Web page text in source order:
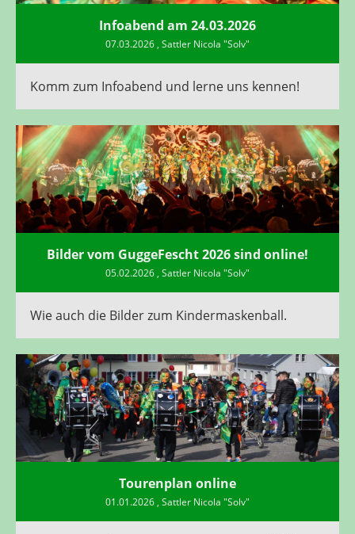
Infoabend am 24.03.2026
07.03.2026, Sattler Nicola "Solv"
Komm zum Infoabend und lerne uns kennen!
Bilder vom GuggeFescht 2026 sind online!
05.02.2026, Sattler Nicola "Solv"
Wie auch die Bilder zum Kindermaskenball.
Tourenplan online
01.01.2026, Sattler Nicola "Solv"